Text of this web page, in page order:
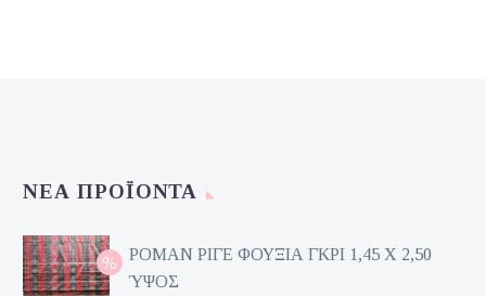
ΝΈΑ ΠΡΟΪΌΝΤΑ
ΡΟΜΑΝ ΡΙΓΕ ΦΟΥΞΙΑ ΓΚΡΙ 1,45 Χ 2,50
ΎΨΟΣ